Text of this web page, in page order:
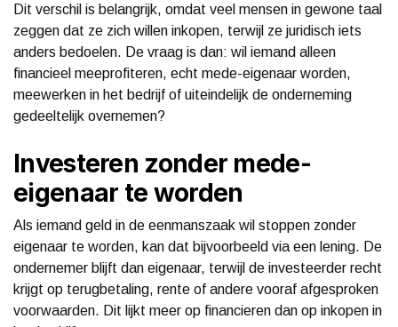
Dit verschil is belangrijk, omdat veel mensen in gewone taal
zeggen dat ze zich willen inkopen, terwijl ze juridisch iets
anders bedoelen. De vraag is dan: wil iemand alleen
financieel meeprofiteren, echt mede-eigenaar worden,
meewerken in het bedrijf of uiteindelijk de onderneming
gedeeltelijk overnemen?
Investeren zonder mede-
eigenaar te worden
Als iemand geld in de eenmanszaak wil stoppen zonder
eigenaar te worden, kan dat bijvoorbeeld via een lening. De
ondernemer blijft dan eigenaar, terwijl de investeerder recht
krijgt op terugbetaling, rente of andere vooraf afgesproken
voorwaarden. Dit lijkt meer op financieren dan op inkopen in